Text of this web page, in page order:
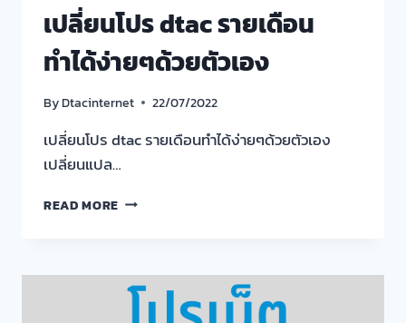
เปลี่ยนโปร dtac รายเดือน
ทำได้ง่ายๆด้วยตัวเอง
ByDtacinternet 22/07/2022
เปลี่ยนโปร dtac รายเดือนทำได้ง่ายๆด้วยตัวเอง
เปลี่ยนแปล…
READ MORE เปลี่ยน
เดือน
ทำได้